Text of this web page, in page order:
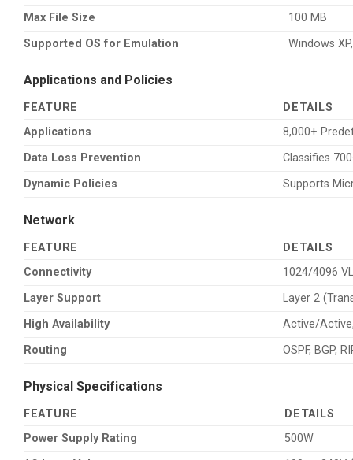
Max File Size
100 MB
Supported OS for Emulation
Windows
Applications and Policies
FEATURE
DETAILS
Applications
8,000+
Data Loss Prevention
Classifies
Dynamic Policies
Supports
Network
FEATURE
DETAILS
Connectivity
1024/4096
Layer Support
Layer 2
High Availability
Active/
Routing
OSPF, BGP,
Physical Specifications
FEATURE
DETAILS
Power Supply Rating
500W